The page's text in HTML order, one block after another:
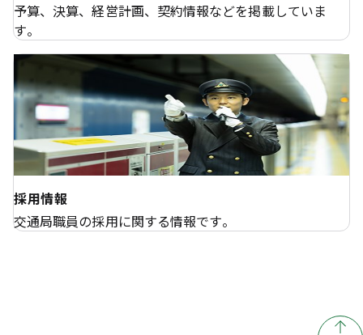
予算、決算、経営計画、契約情報などを掲載していま
す。
採用情報
交通局職員の採用に関する情報です。